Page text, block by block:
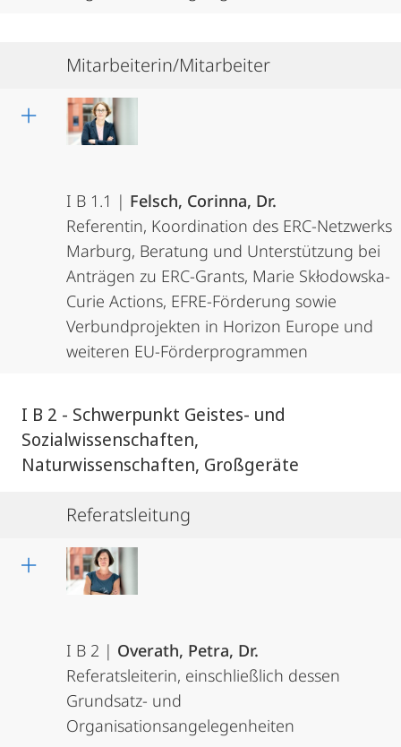
Mitarbeiterin/Mitarbeiter
I B 1.1 | Felsch, Corinna, Dr.
Referentin, Koordination des ERC-Netzwerks
Marburg, Beratung und Unterstützung bei
Anträgen zu ERC-Grants, Marie Skłodowska-
Curie Actions, EFRE-Förderung sowie
Verbundprojekten in Horizon Europe und
weiteren EU-Förderprogrammen
I B 2 - Schwerpunkt Geistes- und
Sozialwissenschaften,
Naturwissenschaften, Großgeräte
Referatsleitung
I B 2 | Overath, Petra, Dr.
Referatsleiterin, einschließlich dessen
Grundsatz- und
Organisationsangelegenheiten